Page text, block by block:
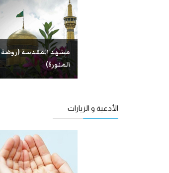
مشهد المقدسة (روضة
المنورة)
الأدعية و الزيارات